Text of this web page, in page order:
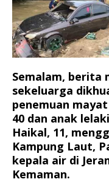
Semalam, berita
sekeluarga
penemuan
40 dan anak
Haikal, 11,
Kampung Laut,
kepala air di
Kemaman.